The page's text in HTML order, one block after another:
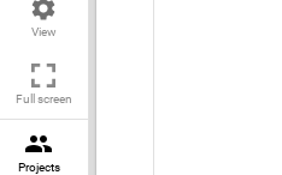
View
Full screen
Projects